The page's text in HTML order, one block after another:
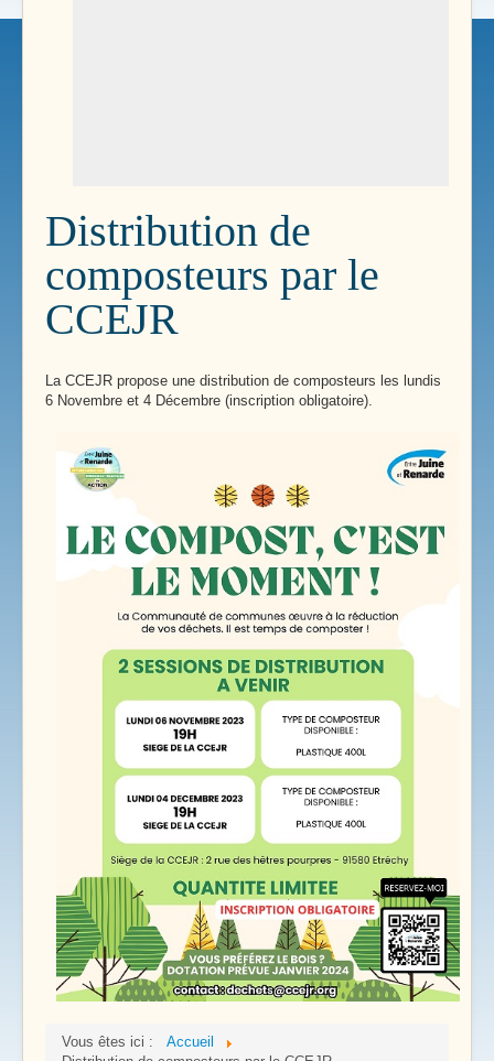
Distribution de
composteurs par le
CCEJR
La CCEJR propose une distribution de composteurs les lundis
6 Novembre et 4 Décembre (inscription obligatoire).
Vous êtes ici :
Accueil